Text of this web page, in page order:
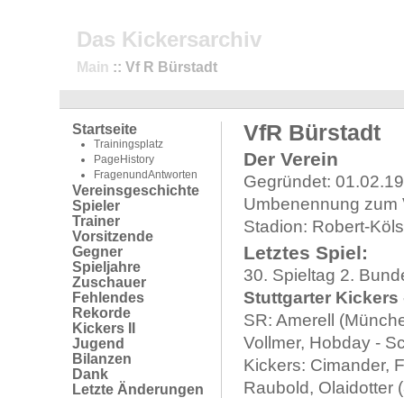
Das Kickersarchiv
Main :: Vf R Bürstadt
Startseite
Trainingsplatz
PageHistory
FragenundAntworten
Vereinsgeschichte
Spieler
Trainer
Vorsitzende
Gegner
Spieljahre
Zuschauer
Fehlendes
Rekorde
Kickers II
Jugend
Bilanzen
Dank
Letzte Änderungen
VfR Bürstadt
Der Verein
Gegründet:
Umbenennung zum
Stadion: Robert-
Letztes Spiel:
30. Spieltag 2.
Stuttgarter Kickers
SR: Amerell
Vollmer, Hobday -
Kickers: Cimander,
Raubold, Olaidotter